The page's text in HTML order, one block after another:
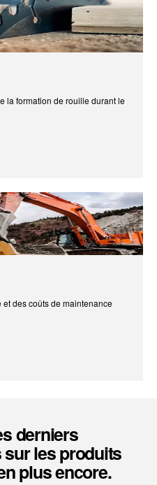
la formation de rouille durant le
des coûts de maintenance
derniers
les produits
plus encore.